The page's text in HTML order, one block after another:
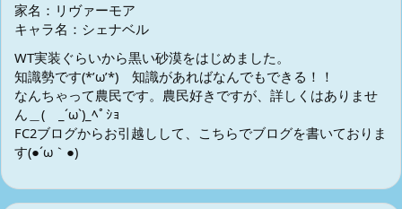
家名：リヴァーモア
キャラ名：シェナベル
WT実装ぐらいから黒い砂漠をはじめました。
知識勢です(*’ω’*) 知識があればなんでもできる！！
なんちゃって農民です。農民好きですが、詳しくはありませ
ん＿( _´ω`)_ﾍﾟｼｮ
FC2ブログからお引越しして、こちらでブログを書いておりま
す(●´ω｀●)